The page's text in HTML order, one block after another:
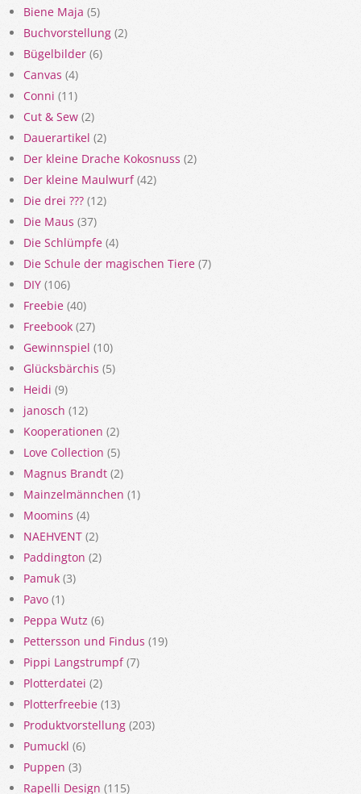
Biene Maja (5)
Buchvorstellung (2)
Bügelbilder (6)
Canvas (4)
Conni (11)
Cut & Sew (2)
Dauerartikel (2)
Der kleine Drache Kokosnuss (2)
Der kleine Maulwurf(42)
Die drei ??? (12)
Die Maus (37)
Die Schlümpfe (4)
Die Schule der magischen Tiere (7)
DIY (106)
Freebie (40)
Freebook (27)
Gewinnspiel (10)
Glücksbärchis (5)
Heidi (9)
janosch (12)
Kooperationen (2)
Love Collection (5)
Magnus Brandt (2)
Mainzelmännchen (1)
Moomins (4)
NAEHVENT (2)
Paddington (2)
Pamuk (3)
Pavo (1)
Peppa Wutz (6)
Pettersson und Findus (19)
Pippi Langstrumpf(7)
Plotterdatei (2)
Plotterfreebie (13)
Produktvorstellung (203)
Pumuckl (6)
Puppen (3)
Rapelli Design (115)